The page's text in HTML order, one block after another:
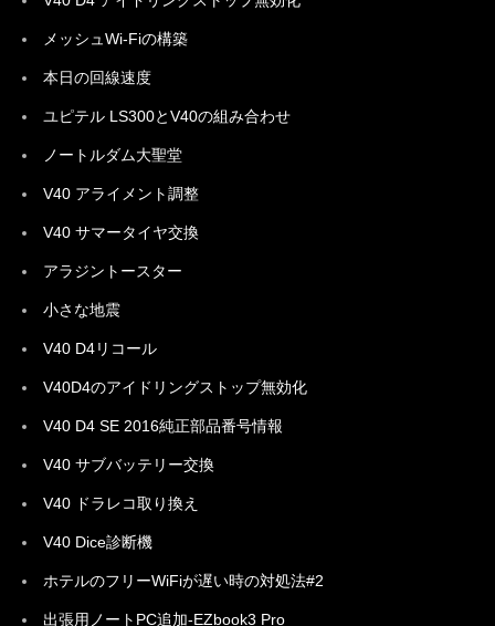
メッシュWi-Fiの構築
本日の回線速度
ユピテル LS300とV40の組み合わせ
ノートルダム大聖堂
V40 アライメント調整
V40 サマータイヤ交換
アラジントースター
小さな地震
V40 D4リコール
V40D4のアイドリングストップ無効化
V40 D4 SE 2016純正部品番号情報
V40 サブバッテリー交換
V40 ドラレコ取り換え
V40 Dice診断機
ホテルのフリーWiFiが遅い時の対処法#2
出張用ノートPC追加-EZbook3 Pro